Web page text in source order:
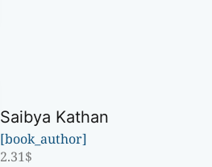
Saibya Kathan
[book_author]
2.31$